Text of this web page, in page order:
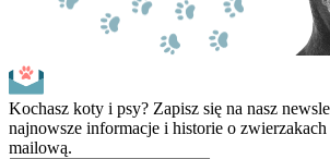
Kochasz koty i psy? Zapisz się na nasz
najnowsze informacje i historie o
mailową.